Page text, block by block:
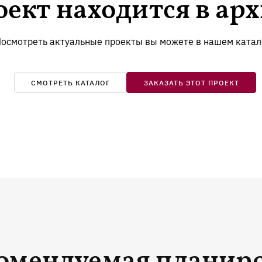
выставочного комплекса.
находится в
актуальные проекты вы можете в нашем
СМОТРЕТЬ КАТАЛОГ ЗАКАЗАТЬ ЭТОТ ПРОЕКТ
выставочного комплекса.